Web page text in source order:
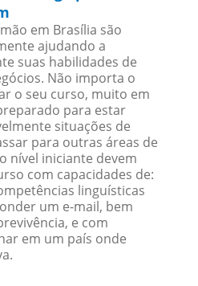
em Brasília são
ajudando a
suas habilidades de
Não importa o
o seu curso, muito em
para estar
situações de
para outras áreas de
nível iniciante devem
com capacidades de:
linguísticas
um e-mail, bem
e com
em um país onde